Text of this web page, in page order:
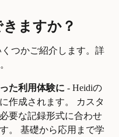
ますか？
つかご紹介します。詳
た利用体験に - Heidiの
作成されます。 カスタ
要な記録形式に合わせ
。 基礎から応用まで学